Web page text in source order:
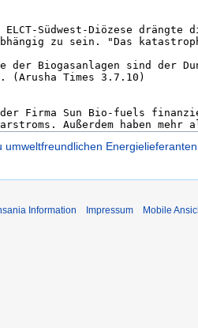
umweltfreundlichen
Information Impressum Mobile